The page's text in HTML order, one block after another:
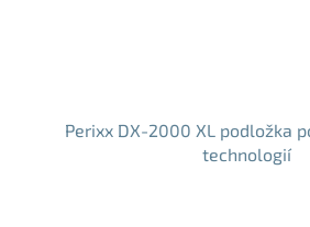
Perixx DX-2000 XL podložka
technologií